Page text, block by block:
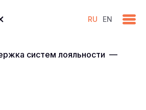
RU EN
систем лояльности —